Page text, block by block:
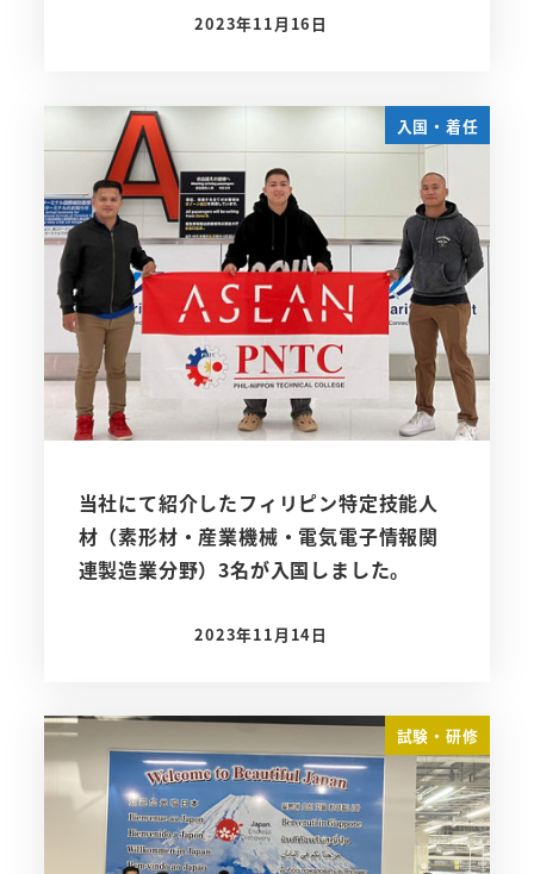
投稿日
2023年11月16日
入国・着任
当社にて紹介したフィリピン特定技能人
材（素形材・産業機械・電気電子情報関
連製造業分野）3名が入国しました。
投稿日
2023年11月14日
試験・研修